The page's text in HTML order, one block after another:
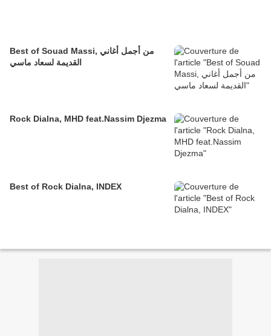
Best of Souad Massi, من أجمل أغاني
القديمة لسعاد ماسي
Rock Dialna, MHD feat.Nassim Djezma
Best of Rock Dialna, INDEX